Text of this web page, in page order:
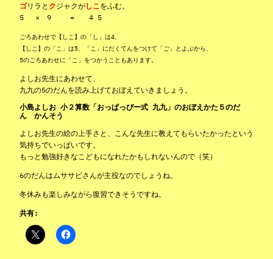
ゴリラと クジャクがしこをふむ。
5 × 9 = 4 5
ごろあわせで【しこ】の「し」は4、
【しこ】の「こ」は5、「こ」にだくてんをつけて「ご」とよぶから、
5のごろあわせに「こ」をつかうこともあります。
よしお先生にあわせて、
九九の5のだんを読み上げておぼえていきましょう。
小島よしお 小２算数「おっぱっぴー式 九九」のおぼえかた５のだ
ん かんそう
よしお先生の絵の上手さと、こんな先生に教えてもらいたかったという
気持ちでいっぱいです。
もっと勉強好きなこどもになれたかもしれないんので（笑）
6のだんはムササビさんが主役なのでしょうね。
冬休みも楽しみながら復習できそうですね。
共有: